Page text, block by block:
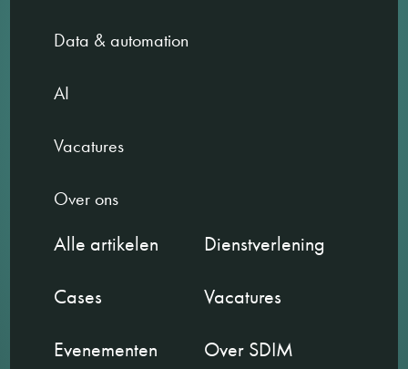
Data & automation
AI
Vacatures
Over ons
Alle artikelen
Dienstverlening
Cases
Vacatures
Evenementen
Over SDIM